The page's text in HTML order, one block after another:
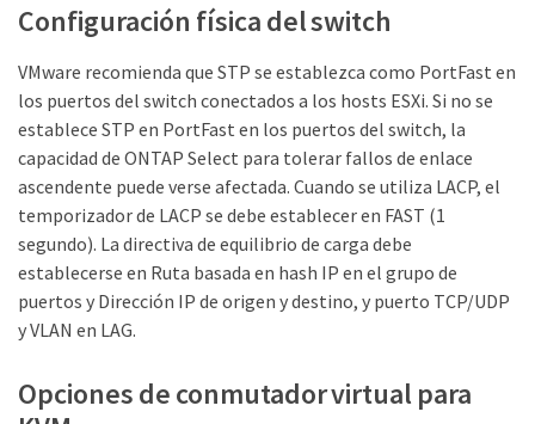
Configuración física del switch
VMware recomienda que STP se establezca como PortFast en
los puertos del switch conectados a los hosts ESXi. Si no se
establece STP en PortFast en los puertos del switch, la
capacidad de ONTAP Select para tolerar fallos de enlace
ascendente puede verse afectada. Cuando se utiliza LACP, el
temporizador de LACP se debe establecer en FAST (1
segundo). La directiva de equilibrio de carga debe
establecerse en Ruta basada en hash IP en el grupo de
puertos y Dirección IP de origen y destino, y puerto TCP/UDP
y VLAN en LAG.
Opciones de conmutador virtual para